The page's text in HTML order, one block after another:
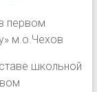
первом
м.о.Чехов
школьной